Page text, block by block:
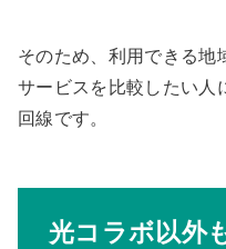
そのため、利用できる地
サービスを比較したい人
回線です。
光コラボ以外